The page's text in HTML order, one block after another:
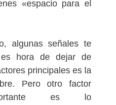
«espacio para el
algunas señales te
hora de dejar de
principales es la
Pero otro factor
es lo